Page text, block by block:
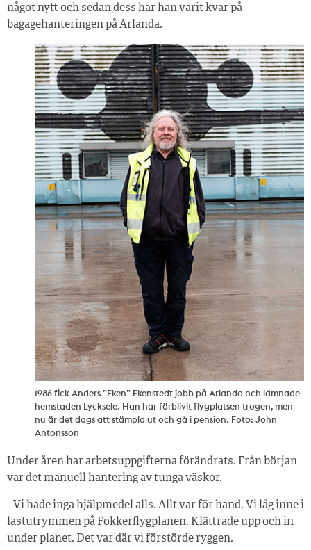
något nytt och sedan dess har han varit kvar på
bagagehanteringen på Arlanda.
1986 fick Anders ”Eken” Ekenstedt jobb på Arlanda och lämnade
hemstaden Lycksele. Han har förblivit flygplatsen trogen, men
nu är det dags att stämpla ut och gå i pension. Foto: John
Antonsson
Under åren har arbetsuppgifterna förändrats. Från början
var det manuell hantering av tunga väskor.
– Vi hade inga hjälpmedel alls. Allt var för hand. Vi låg inne i
lastutrymmen på Fokker­flygplanen. Klättrade upp och in
under planet. Det var där vi förstörde ryggen.